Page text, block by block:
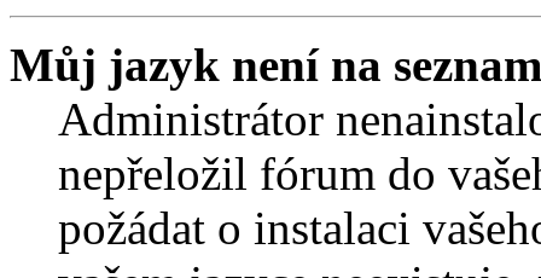
Můj jazyk není na
Administrátor
nepřeložil fórum do
požádat o instalaci